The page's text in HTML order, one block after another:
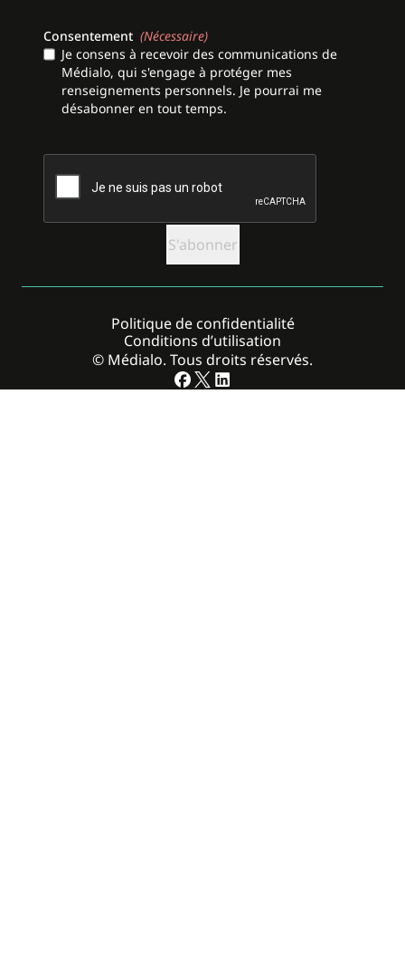
Consentement (Nécessaire)
Je consens à recevoir des communications de
Médialo, qui s'engage à protéger mes
renseignements personnels. Je pourrai me
désabonner en tout temps.
© Médialo. Tous droits réservés.
Politique de confidentialité
Conditions d’utilisation